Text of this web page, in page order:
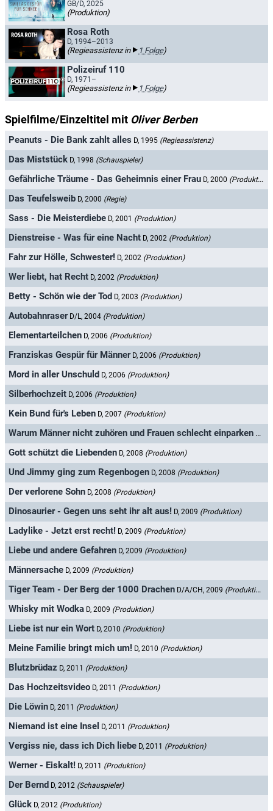
GB/D, 2025
(Produktion)
Rosa Roth
D, 1994–2013
(Regieassistenz in 1 Folge)
Polizeiruf 110
D, 1971–
(Regieassistenz in 1 Folge)
Spielfilme/Einzeltitel mit Oliver Berben
Peanuts - Die Bank zahlt alles D, 1995 (Regieassistenz)
Das Miststück D, 1998 (Schauspieler)
Gefährliche Träume - Das Geheimnis einer Frau D, 2000 (Produktion)
Das Teufelsweib D, 2000 (Regie)
Sass - Die Meisterdiebe D, 2001 (Produktion)
Dienstreise - Was für eine Nacht D, 2002 (Produktion)
Fahr zur Hölle, Schwester! D, 2002 (Produktion)
Wer liebt, hat Recht D, 2002 (Produktion)
Betty - Schön wie der Tod D, 2003 (Produktion)
Autobahnraser D/L, 2004 (Produktion)
Elementarteilchen D, 2006 (Produktion)
Franziskas Gespür für Männer D, 2006 (Produktion)
Mord in aller Unschuld D, 2006 (Produktion)
Silberhochzeit D, 2006 (Produktion)
Kein Bund für's Leben D, 2007 (Produktion)
Warum Männer nicht zuhören und Frauen schlecht einparken D,
Gott schützt die Liebenden D, 2008 (Produktion)
Und Jimmy ging zum Regenbogen D, 2008 (Produktion)
Der verlorene Sohn D, 2008 (Produktion)
Dinosaurier - Gegen uns seht ihr alt aus! D, 2009 (Produktion)
Ladylike - Jetzt erst recht! D, 2009 (Produktion)
Liebe und andere Gefahren D, 2009 (Produktion)
Männersache D, 2009 (Produktion)
Tiger Team - Der Berg der 1000 Drachen D/A/CH, 2009 (Produktion)
Whisky mit Wodka D, 2009 (Produktion)
Liebe ist nur ein Wort D, 2010 (Produktion)
Meine Familie bringt mich um! D, 2010 (Produktion)
Blutzbrüdaz D, 2011 (Produktion)
Das Hochzeitsvideo D, 2011 (Produktion)
Die Löwin D, 2011 (Produktion)
Niemand ist eine Insel D, 2011 (Produktion)
Vergiss nie, dass ich Dich liebe D, 2011 (Produktion)
Werner - Eiskalt! D, 2011 (Produktion)
Der Bernd D, 2012 (Schauspieler)
Glück D, 2012 (Produktion)